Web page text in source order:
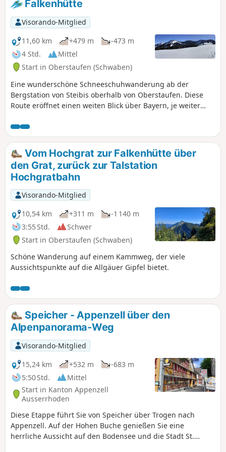
Falkenhütte
Visorando-Mitglied
11,60 km
+479 m
-473 m
4 Std.
Mittel
Start in Oberstaufen (Schwaben)
Eine wunderschöne Schneeschuhwanderung ab der
Bergstation von Steibis oberhalb von Oberstaufen. Diese
Route eröffnet einen weiten Blick über Bayern, je weiter
Vom Hochgrat zur Falkenhütte über
den Grat, zurück zur Talstation
Hochgratbahn
Visorando-Mitglied
10,54 km
+311 m
-1 140 m
3:55 Std.
Schwer
Start in Oberstaufen (Schwaben)
Schöne Wanderung auf einem Kammweg, der viele
Aussichtspunkte auf die Allgäuer Gipfel bietet.
Speicher - Appenzell über den
Alpenpanorama-Weg
Visorando-Mitglied
15,24 km
+532 m
-683 m
5:50 Std.
Mittel
Start in Kanton Appenzell
Ausserrhoden
Diese Etappe führt Sie von Speicher über Trogen nach
Appenzell. Auf der Hohen Buche genießen Sie eine
herrliche Aussicht auf den Bodensee und die Stadt St.